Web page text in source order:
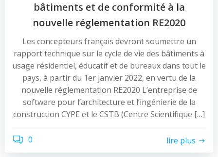
bâtiments et de conformité à la
nouvelle réglementation RE2020
Les concepteurs français devront soumettre un
rapport technique sur le cycle de vie des bâtiments à
usage résidentiel, éducatif et de bureaux dans tout le
pays, à partir du 1er janvier 2022, en vertu de la
nouvelle réglementation RE2020 L’entreprise de
software pour l’architecture et l’ingénierie de la
construction CYPE et le CSTB (Centre Scientifique […]
0 lire plus